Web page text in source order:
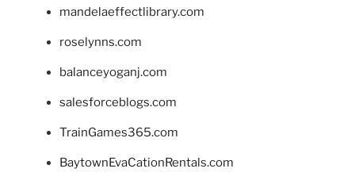
mandelaeffectlibrary.com
roselynns.com
balanceyoganj.com
salesforceblogs.com
TrainGames365.com
BaytownEvaCationRentals.com